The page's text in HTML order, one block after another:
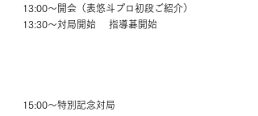
13:00〜開会（表悠斗プロ初段ご紹介）
13:30〜対局開始　 指導碁開始
15:00〜特別記念対局